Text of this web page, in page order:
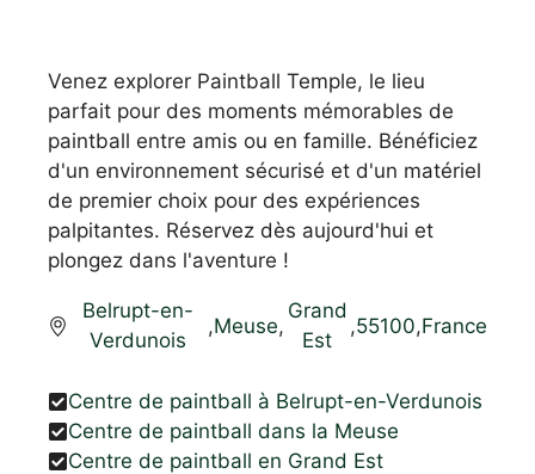
Venez explorer Paintball Temple, le lieu
parfait pour des moments mémorables de
paintball entre amis ou en famille. Bénéficiez
d'un environnement sécurisé et d'un matériel
de premier choix pour des expériences
palpitantes. Réservez dès aujourd'hui et
plongez dans l'aventure !
Belrupt-en-
Verdunois
,Meuse,
Grand
Est
,55100,France
Centre de paintball à Belrupt-en-Verdunois
Centre de paintball dans la Meuse
Centre de paintball en Grand Est